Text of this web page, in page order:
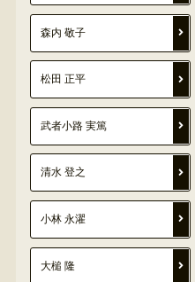
森内 敬子
松田 正平
武者小路 実篤
清水 登之
小林 永濯
大槌 隆